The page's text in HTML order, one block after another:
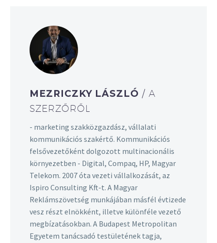
MEZRICZKY LÁSZLÓ/ A
SZERZŐRŐL
- marketing szakközgazdász, vállalati
kommunikációs szakértő. Kommunikációs
felsővezetőként dolgozott multinacionális
környezetben - Digital, Compaq, HP, Magyar
Telekom. 2007 óta vezeti vállalkozását, az
Ispiro Consulting Kft-t. A Magyar
Reklámszövetség munkájában másfél évtizede
vesz részt elnökként, illetve különféle vezető
megbízatásokban. A Budapest Metropolitan
Egyetem tanácsadó testületének tagja,